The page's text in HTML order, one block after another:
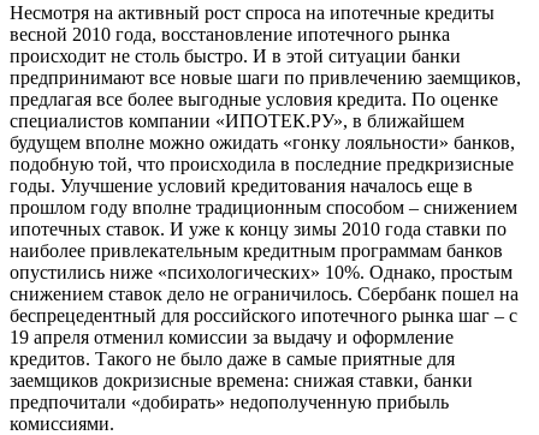
Несмотря на активный рост спроса на ипотечные кредиты
весной 2010 года, восстановление ипотечного рынка
происходит не столь быстро. И в этой ситуации банки
предпринимают все новые шаги по привлечению заемщиков,
предлагая все более выгодные условия кредита. По оценке
специалистов компании «ИПОТЕК.РУ», в ближайшем
будущем вполне можно ожидать «гонку лояльности» банков,
подобную той, что происходила в последние предкризисные
годы. Улучшение условий кредитования началось еще в
прошлом году вполне традиционным способом – снижением
ипотечных ставок. И уже к концу зимы 2010 года ставки по
наиболее привлекательным кредитным программам банков
опустились ниже «психологических» 10%. Однако, простым
снижением ставок дело не ограничилось. Сбербанк пошел на
беспрецедентный для российского ипотечного рынка шаг – с
19 апреля отменил комиссии за выдачу и оформление
кредитов. Такого не было даже в самые приятные для
заемщиков докризисные времена: снижая ставки, банки
предпочитали «добирать» недополученную прибыль
комиссиями.